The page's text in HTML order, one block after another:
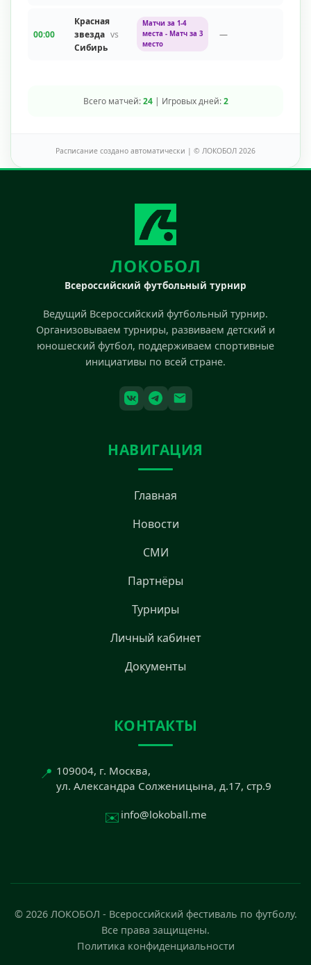
00:00
Красная
звезда vs
Сибирь
Матчи за 1-4
места - Матч за 3
место
—
Всего матчей:24| Игровых дней:2
Расписание создано автоматически | © ЛОКОБОЛ 2026
ЛОКОБОЛ
Всероссийский футбольный турнир
Ведущий Всероссийский футбольный турнир.
Организовываем турниры, развиваем детский и
юношеский футбол, поддерживаем спортивные
инициативы по всей стране.
НАВИГАЦИЯ
Главная
Новости
СМИ
Партнёры
Турниры
Личный кабинет
Документы
КОНТАКТЫ
📍 109004, г. Москва,
ул. Александра Солженицына, д.17, стр.9
✉️ info@lokoball.me
© 2026 ЛОКОБОЛ - Всероссийский фестиваль по футболу.
Все права защищены.
Политика конфиденциальности